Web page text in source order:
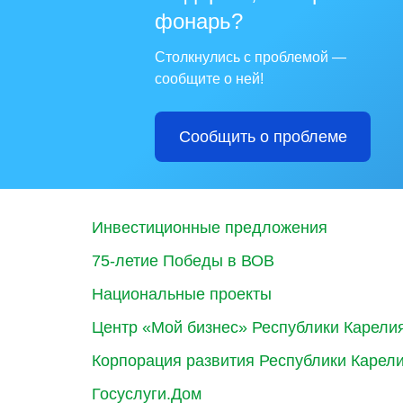
фонарь?
Столкнулись с проблемой —
сообщите о ней!
Сообщить о проблеме
Инвестиционные предложения
75-летие Победы в ВОВ
Национальные проекты
Центр «Мой бизнес» Республики
Корпорация развития Республики
Госуслуги.Дом